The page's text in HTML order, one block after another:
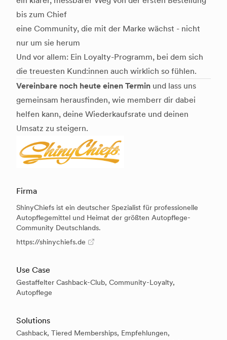
bis zum Chief
eine Community, die mit der Marke wächst - nicht
nur um sie herum
Und vor allem: Ein Loyalty-Programm, bei dem sich
die treuesten Kund:innen auch wirklich so fühlen.
Vereinbare noch heute einen Termin und lass uns
gemeinsam herausfinden, wie memberr dir dabei
helfen kann, deine Wiederkaufsrate und deinen
Umsatz zu steigern.
Firma
ShinyChiefs ist ein deutscher Spezialist für professionelle
Autopflegemittel und Heimat der größten Autopflege-
Community Deutschlands.
https://shinychiefs.de
Use Case
Gestaffelter Cashback-Club, Community-Loyalty,
Autopflege
Solutions
Cashback, Tiered Memberships, Empfehlungen,